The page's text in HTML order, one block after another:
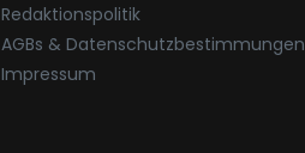
Redaktionspolitik
AGBs & Datenschutzbestimmungen
Impressum